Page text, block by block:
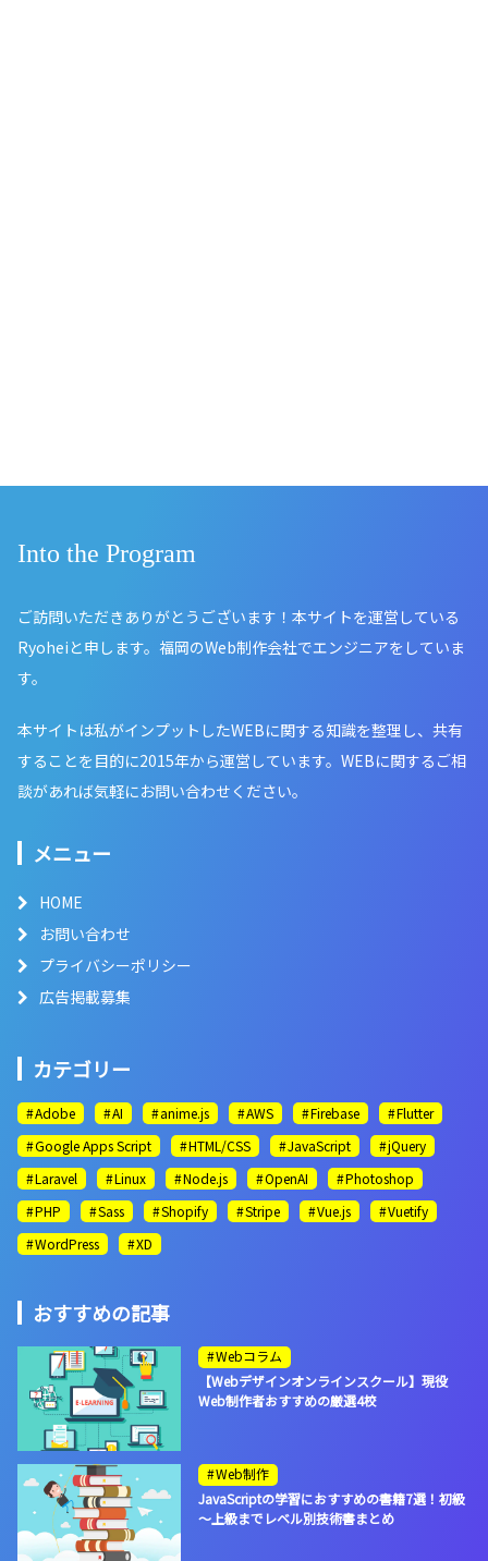
Into the Program
ご訪問いただきありがとうございます！本サイトを運営している
Ryoheiと申します。福岡のWeb制作会社でエンジニアをしていま
す。
本サイトは私がインプットしたWEBに関する知識を整理し、共有
することを目的に2015年から運営しています。WEBに関するご相
談があれば気軽にお問い合わせください。
メニュー
HOME
お問い合わせ
プライバシーポリシー
広告掲載募集
カテゴリー
Adobe AI anime.js AWS Firebase
Flutter
Google Apps Script
HTML/CSS JavaScript
jQuery
Laravel
Linux Node.js OpenAI
Photoshop
PHP
Sass Shopify Stripe Vue.js
Vuetify
WordPress
XD
おすすめの記事
Webコラム
【Webデザインオンラインスクール】現役
Web制作者おすすめの厳選4校
Web制作
JavaScriptの学習におすすめの書籍7選！初級
～上級までレベル別技術書まとめ